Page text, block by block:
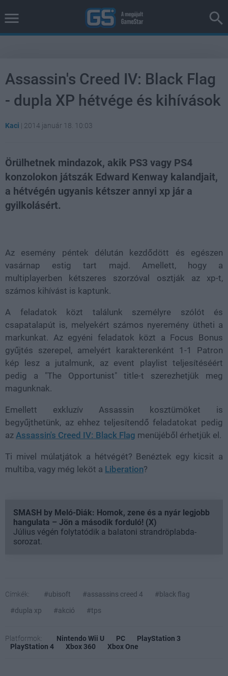
Assassin's Creed IV: Black Flag
- dupla XP hétvége és kihívások
Kaci | 2014 január 18. 10:03
Örülhetnek mindazok, akik PS3 vagy PS4
konzolokon játszák Edward Kenway kalandjait,
a hétvégén ugyanis kétszer annyi xp jár a
gyilkolásért.
Az esemény péntek délután kezdődött és egészen
vasárnap estig tart majd. Amellett, hogy a
multiplayerben kétszeres szorzóval osztják az xp-t,
számos kihívást is kaptunk.
A feladatok közt találunk személyre szólót és
csapatalapút is, melyekért számos nyeremény ütheti a
markunkat. Az egyéni feladatok közt a Focus Bonus
gyűjtés szerepel, amelyért karakterenként 1-1 Patron
kép lesz a jutalmunk, az event playlist teljesítéséért
pedig a "The Opportunist" title-t szerezhetjük meg
magunknak.
Emellett exkluzív Assassin kosztümöket is
begyűjthetünk, az ehhez teljesítendő feladatokat pedig
az Assassin's Creed IV: Black Flag menüjéből érhetjük el.
Ti mivel múlatjátok a hétvégét? Benéztek egy kicsit a
multiba, vagy még leköt a Liberation?
SMASH by Meló-Diák: Homok, zene és a nyár legjobb
hangulata – Jön a második forduló! (X)
Július végén folytatódik a balatoni strandröplabda-
sorozat.
Címkék: #ubisoft #assassins creed 4
#black flag
#dupla xp
#akció #tps
Platformok: Nintendo Wii U PC
PlayStation 3
PlayStation 4
Xbox 360 Xbox One